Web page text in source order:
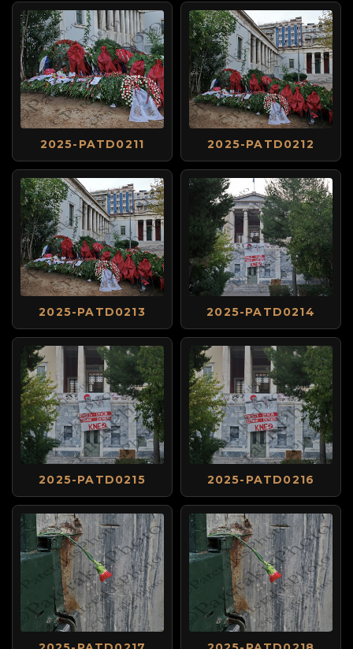
2025-PATD0211 2025-PATD0212
2025-PATD0213 2025-PATD0214
2025-PATD0215 2025-PATD0216